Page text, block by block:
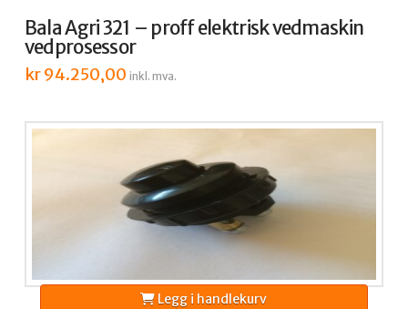
Bala Agri 321 – proff elektrisk vedmaskin
vedprosessor
kr94.250,00 inkl. mva.
Legg i handlekurv